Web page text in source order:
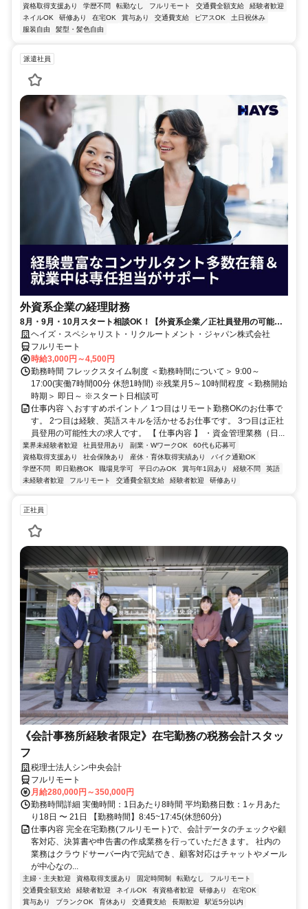
資格取得支援あり 学歴不問 転勤なし フルリモート 交通費全額支給
経験者歓迎
ネイルOK
研修あり 在宅OK 賞与あり 交通費支給 ピアスOK
土日祝休み
服装自由
髪型・髪色自由
派遣社員
外資系企業の経理財務
8月・9月・10月スタート相談OK！【外資系企業／正社員登用の可能性
大／700万～800万／リモート勤務OK】経理財務
ヘイズ・スペシャリスト・リクルートメント・ジャパン株式会社
フルリモート
時給3,000円～4,500円
勤務時間 フレックスタイム制度 ＜勤務時間について＞ 9:00～
17:00(実働7時間00分 休憩1時間) ※残業月5～10時間程度 ＜勤務開始
時期＞ 即日～ ※スタート日相談可
仕事内容 ＼おすすめポイント／ 1つ目はリモート勤務OKのお仕事で
す。 2つ目は経験、英語スキルを活かせるお仕事です。 3つ目は正社
員登用の可能性大の求人です。 【 仕事内容 】 ・資金管理業務（日...
業界未経験者歓迎 社員登用あり 副業・WワークOK
60代も応募可
資格取得支援あり
社会保険あり 産休・育休取得実績あり
バイク通勤OK
学歴不問
即日勤務OK 職場見学可 平日のみOK 賞与年1回あり 経験不問
英語
未経験者歓迎
フルリモート 交通費全額支給 経験者歓迎 研修あり
正社員
《会計事務所経験者限定》在宅勤務の税務会計スタッ
フ
税理士法人シン中央会計
フルリモート
月給280,000円～350,000円
勤務時間詳細 実働時間：1日あたり8時間 平均勤務日数：1ヶ月あた
り18日 〜 21日 【勤務時間】8:45~17:45(休憩60分)
仕事内容 完全在宅勤務(フルリモート)で、会計データのチェックや顧
客対応、決算書や申告書の作成業務を行っていただきます。 社内の
業務はクラウドサーバー内で完結でき、顧客対応はチャットやメール
が中心なの...
主婦・主夫歓迎 資格取得支援あり 固定時間制 転勤なし
フルリモート
交通費全額支給
経験者歓迎 ネイルOK 有資格者歓迎 研修あり
在宅OK
賞与あり
ブランクOK 育休あり 交通費支給 長期歓迎
駅近5分以内